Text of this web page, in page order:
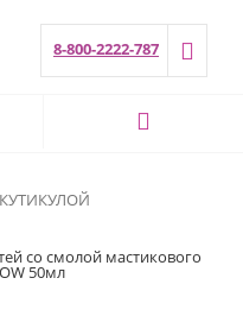
8-800-2222-787
50мл